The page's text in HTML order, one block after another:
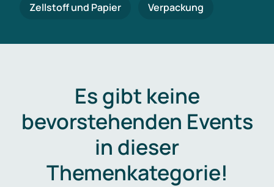
Zellstoff und Papier Verpackung
Es gibt keine
bevorstehenden Events
in dieser
Themenkategorie!